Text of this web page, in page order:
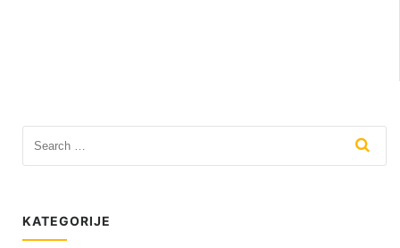
KATEGORIJE